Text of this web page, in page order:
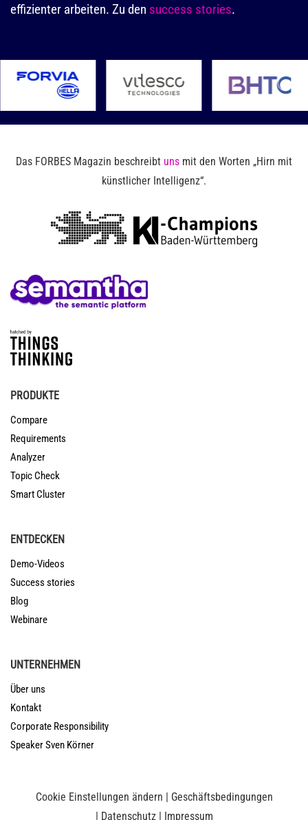
effizienter arbeiten. Zu den success stories.
Das FORBES Magazin beschreibt uns mit den Worten „Hirn mit
künstlicher Intelligenz“.
PRODUKTE
Compare
Requirements
Analyzer
Topic Check
Smart Cluster
ENTDECKEN
Demo-Videos
Success stories
Blog
Webinare
UNTERNEHMEN
Über uns
Kontakt
Corporate Responsibility
Speaker Sven Körner
Cookie Einstellungen ändern | Geschäftsbedingungen
| Datenschutz| Impressum